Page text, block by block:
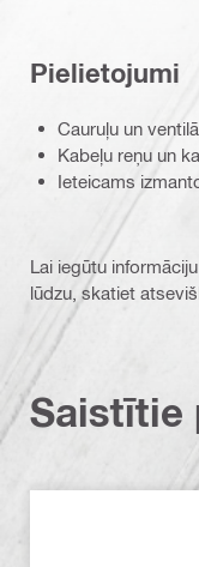
Pielietojumi
Cauruļu un
Kabeļu reņu un
Ieteicams
Lai iegūtu
lūdzu, skatiet
Saistītie